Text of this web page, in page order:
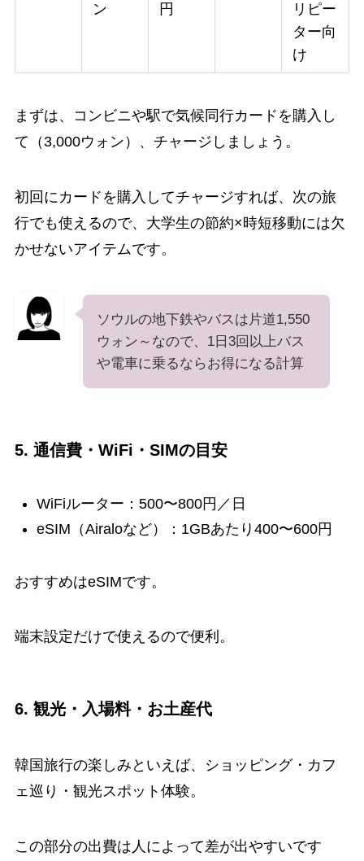
ン
円
リピー
ター向
け
まずは、コンビニや駅で気候同行カードを購入し
て（3,000ウォン）、チャージしましょう。
初回にカードを購入してチャージすれば、次の旅
行でも使えるので、大学生の節約×時短移動には欠
かせないアイテムです。
ソウルの地下鉄やバスは片道1,550
ウォン～なので、1日3回以上バス
や電車に乗るならお得になる計算
5. 通信費・WiFi・SIMの目安
WiFiルーター：500〜800円／日
eSIM（Airaloなど）：1GBあたり400〜600円
おすすめはeSIMです。
端末設定だけで使えるので便利。
6. 観光・入場料・お土産代
韓国旅行の楽しみといえば、ショッピング・カフ
ェ巡り・観光スポット体験。
この部分の出費は人によって差が出やすいです